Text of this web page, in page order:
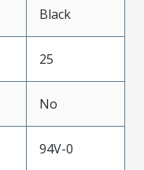
Black
25
No
94V-0